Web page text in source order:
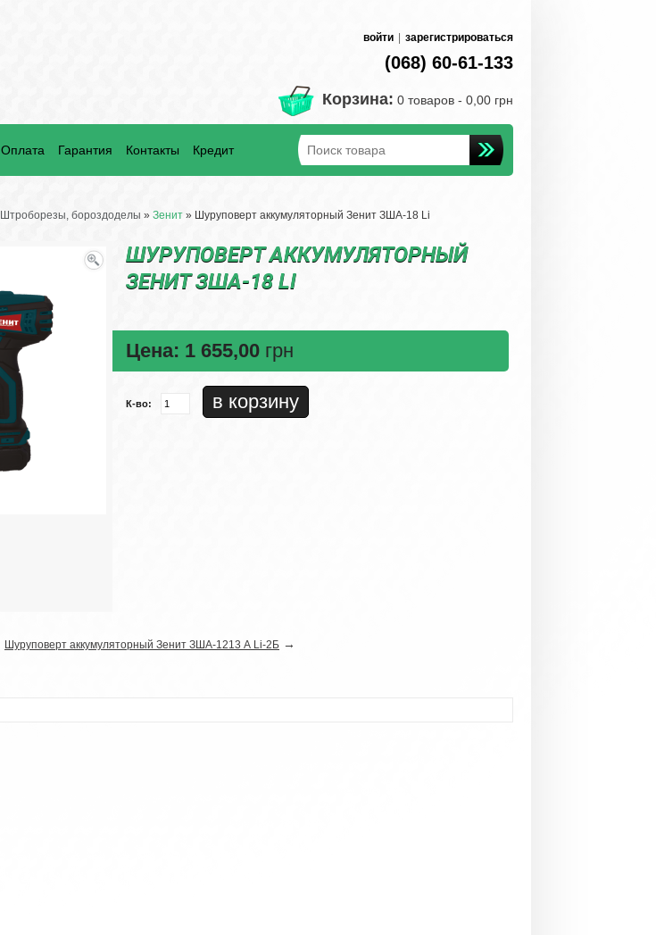
войти зарегистрироваться
(068) 60-61-133
Корзина: 0 товаров - 0,00 грн
Оплата Гарантия Контакты Кредит
Штроборезы, бороздоделы » Зенит » Шуруповерт аккумуляторный Зенит ЗША-18 Li
ШУРУПОВЕРТ АККУМУЛЯТОРНЫЙ
ЗЕНИТ ЗША-18 LI
Цена: 1 655,00 грн
К-во:
Шуруповерт аккумуляторный Зенит ЗША-1213 А Li-2Б →